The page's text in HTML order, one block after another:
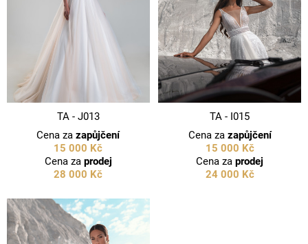
TA - J013
Cena zazapůjčení
15 000 Kč
Cena za prodej
28 000 Kč
TA - I015
Cena za zapůjčení
15 000 Kč
Cena zaprodej
24 000 Kč